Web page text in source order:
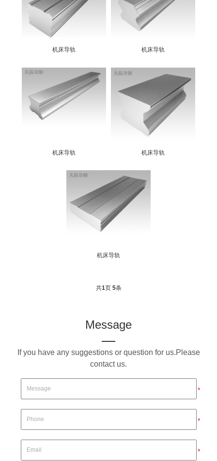
机床导轨 机床导轨
机床导轨 机床导轨
机床导轨
共1页 5条
Message
If you have any suggestions or question for us.Please
contact us.
*
*
*